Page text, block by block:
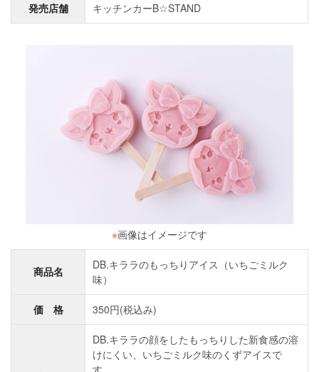
発売店舗 キッチンカーB☆STAND
※画像はイメージです
商品名
DB.キララのもっちりアイス（いちごミルク
味）
価 格 350円(税込み)
DB.キララの顔をしたもっちりした新食感の溶
けにくい、いちごミルク味のくずアイスで
す。